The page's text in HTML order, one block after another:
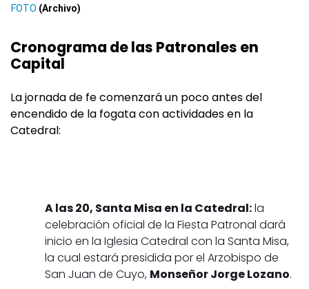
(Archivo)
Cronograma de las Patronales en
Capital
La jornada de fe comenzará un poco antes del
encendido de la fogata con actividades en la
Catedral:
A las 20, Santa Misa en la Catedral:la
celebración oficial de la Fiesta Patronal dará
inicio en la Iglesia Catedral con la Santa Misa,
la cual estará presidida por el Arzobispo de
San Juan de Cuyo, Monseñor Jorge Lozano.